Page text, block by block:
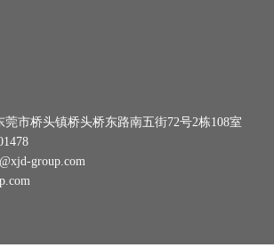
桥头镇桥头桥东路南五街72号2栋108室
group.com